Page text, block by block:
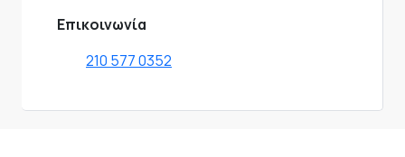
Επικοινωνία
210 577 0352